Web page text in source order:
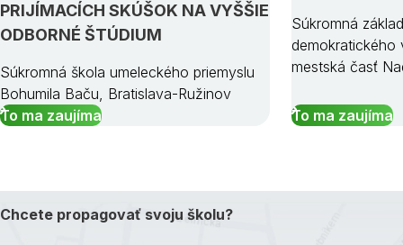
PRIJÍMACÍCH SKÚŠOK NA VYŠŠIE
ODBORNÉ ŠTÚDIUM
Súkromná škola umeleckého priemyslu
Bohumila Baču, Bratislava-Ružinov
To ma zaujíma
Súkromná
demokratického
mestská časť
To ma zaujíma
Chcete propagovať svoju školu?